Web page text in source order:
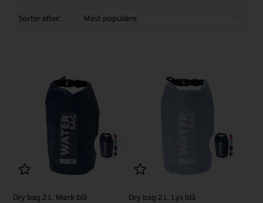
Sorter efter:
Dry bag 2 L. Mørk blå Dry bag 2 L. Lys blå